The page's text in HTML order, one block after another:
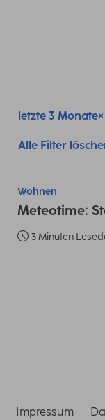
letzte 3 Monate
Alle Filter
Wohnen
Meteotime:
3 Minuten
Impressum